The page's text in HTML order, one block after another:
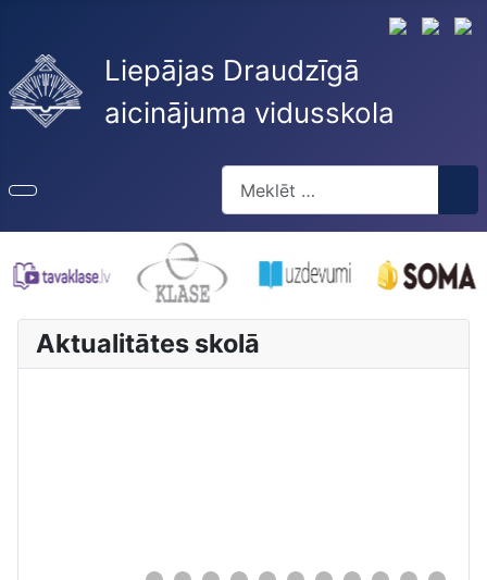
Liepājas Draudzīgā
aicinājuma vidusskola
Type 2 or more characters for
Aktualitātes skolā